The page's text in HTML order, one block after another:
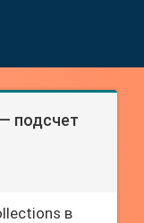
подсчет
в